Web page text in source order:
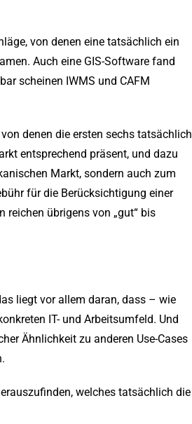
von denen eine tatsächlich ein
Auch eine GIS-Software fand
scheinen IWMS und CAFM
denen die ersten sechs tatsächlich
entsprechend präsent, und dazu
Markt, sondern auch zum
für die Berücksichtigung einer
reichen übrigens von „gut“ bis
liegt vor allem daran, dass – wie
IT- und Arbeitsumfeld. Und
Ähnlichkeit zu anderen Use-Cases
welches tatsächlich die